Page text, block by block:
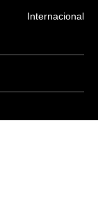
Internacional